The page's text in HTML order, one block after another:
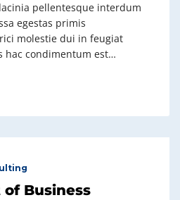
pellentesque interdum
egestas primis
molestie dui in feugiat
hac condimentum est…
of Business